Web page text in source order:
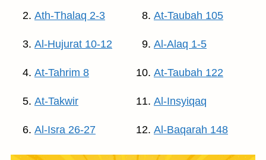
Ath-Thalaq 2-3
Al-Hujurat 10-12
At-Tahrim 8
At-Takwir
Al-Isra 26-27
At-Taubah 105
Al-Alaq 1-5
At-Taubah 122
Al-Insyiqaq
Al-Baqarah 148